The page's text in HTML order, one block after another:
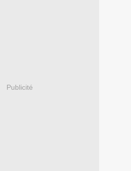
Publicité